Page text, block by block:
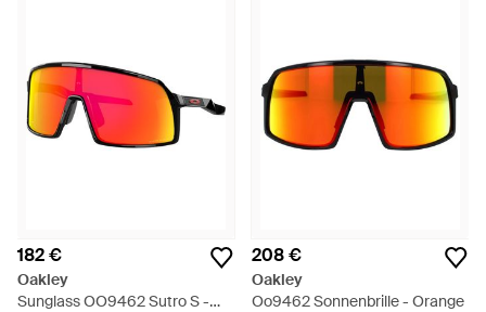
182 €
Oakley
Sunglass OO9462 Sutro S -
208 €
Oakley
Oo9462 Sonnenbrille - Orange